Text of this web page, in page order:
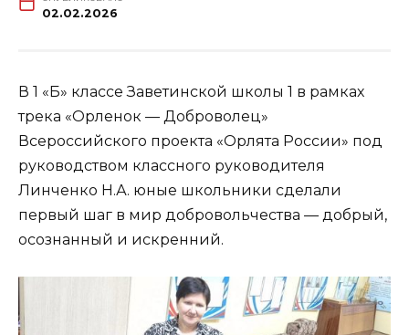
02.02.2026
В 1 «Б» классе Заветинской школы 1 в рамках
трека «Орленок — Доброволец»
Всероссийского проекта «Орлята России» под
руководством классного руководителя
Линченко Н.А. юные школьники сделали
первый шаг в мир добровольчества — добрый,
осознанный и искренний.